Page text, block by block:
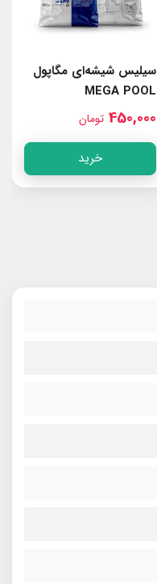
سیلیس شیشه‌ای مگاپول
MEGA POOL
0.6mm~1.2mm
450,000 تومان
خرید